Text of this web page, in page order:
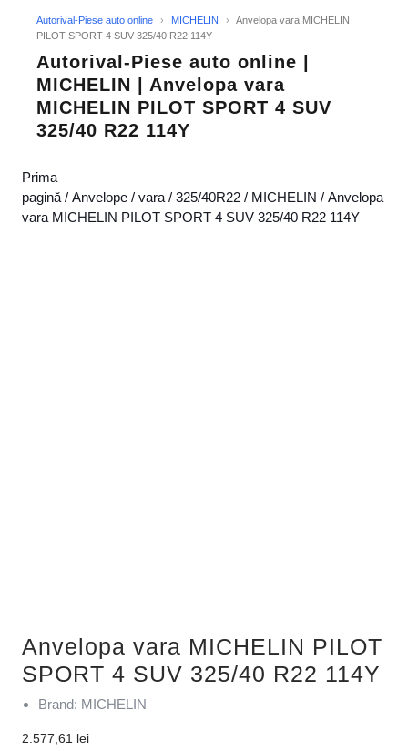
Autorival-Piese auto online › MICHELIN ›
Anvelopa vara MICHELIN
PILOT SPORT 4 SUV 325/40 R22 114Y
Autorival-Piese auto online |
MICHELIN | Anvelopa vara
MICHELIN PILOT SPORT 4 SUV
325/40 R22 114Y
Prima
pagină / Anvelope / vara / 325/40R22 / MICHELIN / Anvelopa
vara MICHELIN PILOT SPORT 4 SUV 325/40 R22 114Y
Anvelopa vara MICHELIN PILOT
SPORT 4 SUV 325/40 R22 114Y
Brand: MICHELIN
2.577,61 lei